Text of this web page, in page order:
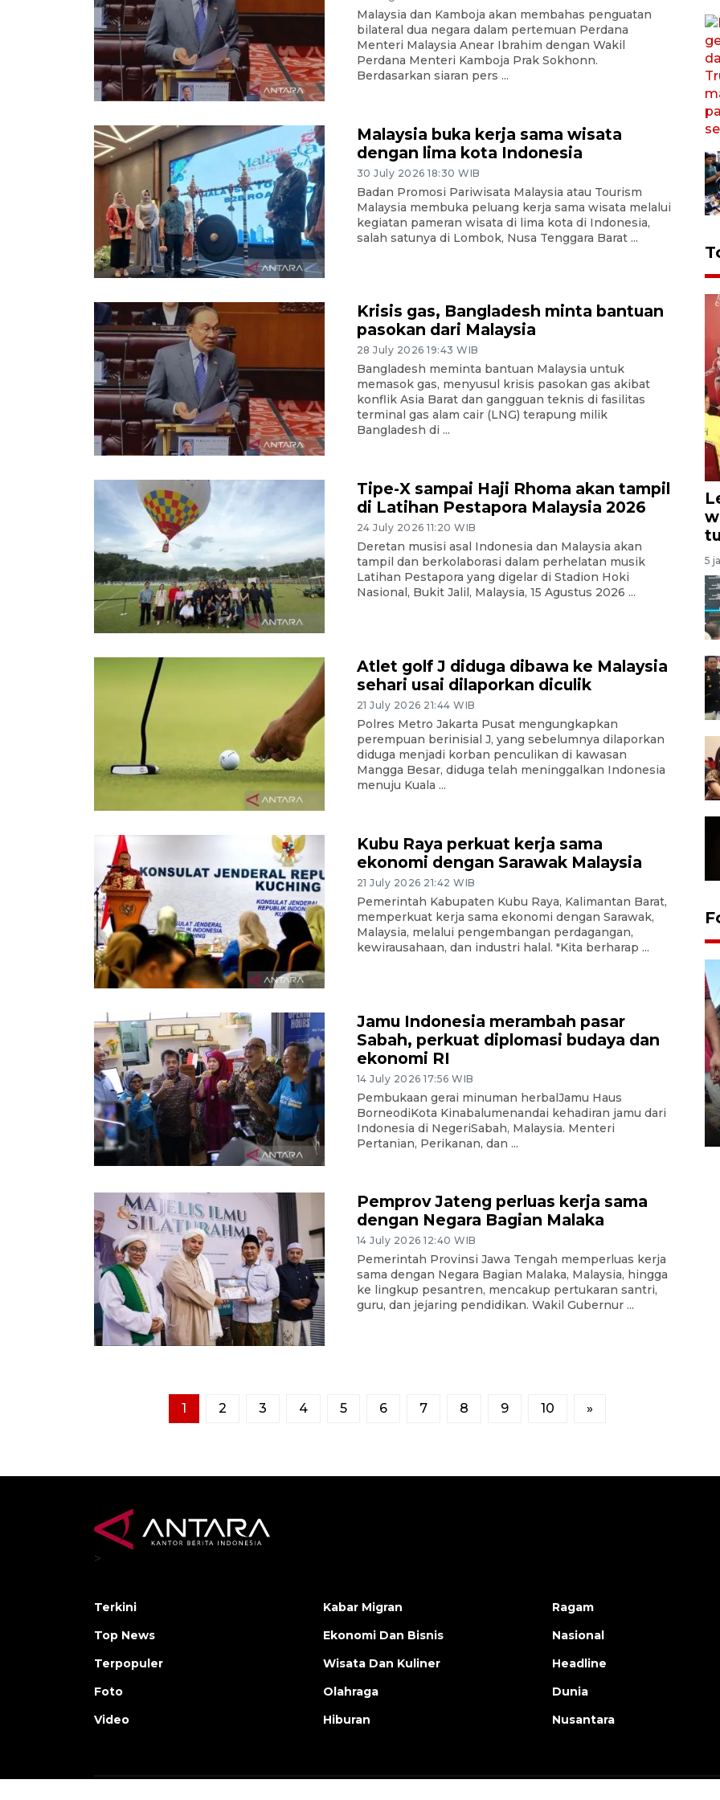
Malaysia dan Kamboja akan membahas penguatan
bilateral dua negara dalam pertemuan Perdana
Menteri Malaysia Anear Ibrahim dengan Wakil
Perdana Menteri Kamboja Prak Sokhonn.
Berdasarkan siaran pers ...
Malaysia buka kerja sama wisata
dengan lima kota Indonesia
30 July 2026 18:30 WIB
Badan Promosi Pariwisata Malaysia atau Tourism
Malaysia membuka peluang kerja sama wisata melalui
kegiatan pameran wisata di lima kota di Indonesia,
salah satunya di Lombok, Nusa Tenggara Barat ...
Krisis gas, Bangladesh minta bantuan
pasokan dari Malaysia
28 July 2026 19:43 WIB
Bangladesh meminta bantuan Malaysia untuk
memasok gas, menyusul krisis pasokan gas akibat
konflik Asia Barat dan gangguan teknis di fasilitas
terminal gas alam cair (LNG) terapung milik
Bangladesh di ...
Tipe-X sampai Haji Rhoma akan tampil
di Latihan Pestapora Malaysia 2026
24 July 2026 11:20 WIB
Deretan musisi asal Indonesia dan Malaysia akan
tampil dan berkolaborasi dalam perhelatan musik
Latihan Pestapora yang digelar di Stadion Hoki
Nasional, Bukit Jalil, Malaysia, 15 Agustus 2026 ...
Atlet golf J diduga dibawa ke Malaysia
sehari usai dilaporkan diculik
21 July 2026 21:44 WIB
Polres Metro Jakarta Pusat mengungkapkan
perempuan berinisial J, yang sebelumnya dilaporkan
diduga menjadi korban penculikan di kawasan
Mangga Besar, diduga telah meninggalkan Indonesia
menuju Kuala ...
Kubu Raya perkuat kerja sama
ekonomi dengan Sarawak Malaysia
21 July 2026 21:42 WIB
Pemerintah Kabupaten Kubu Raya, Kalimantan Barat,
memperkuat kerja sama ekonomi dengan Sarawak,
Malaysia, melalui pengembangan perdagangan,
kewirausahaan, dan industri halal. "Kita berharap ...
Jamu Indonesia merambah pasar
Sabah, perkuat diplomasi budaya dan
ekonomi RI
14 July 2026 17:56 WIB
Pembukaan gerai minuman herbalJamu Haus
BorneodiKota Kinabalumenandai kehadiran jamu dari
Indonesia di NegeriSabah, Malaysia. Menteri
Pertanian, Perikanan, dan ...
Pemprov Jateng perluas kerja sama
dengan Negara Bagian Malaka
14 July 2026 12:40 WIB
Pemerintah Provinsi Jawa Tengah memperluas kerja
sama dengan Negara Bagian Malaka, Malaysia, hingga
ke lingkup pesantren, mencakup pertukaran santri,
guru, dan jejaring pendidikan. Wakil Gubernur ...
1 2 3 4 5 6 7 8 9 10 »
5
Tarawih di Malaysia
19 February 2026 19:47 WIB
>
Terkini
Top News
Terpopuler
Foto
Video
Kabar Migran
Ekonomi Dan Bisnis
Wisata Dan Kuliner
Olahraga
Hiburan
Ragam
Nasional
Headline
Dunia
Nusantara